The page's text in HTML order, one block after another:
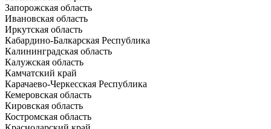
Запорожская область
Ивановская область
Иркутская область
Кабардино-Балкарская Республика
Калининградская область
Калужская область
Камчатский край
Карачаево-Черкесская Республика
Кемеровская область
Кировская область
Костромская область